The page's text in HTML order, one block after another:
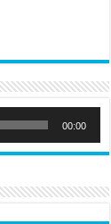
00:00